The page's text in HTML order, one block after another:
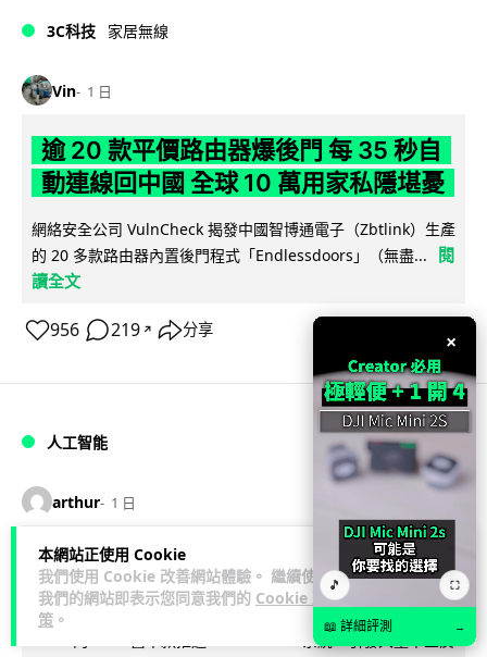
本網站正使用 Cookie
我們使用 Cookie 改善網站體驗。 繼續使用
我們的網站即表示您同意我們的 Cookie 政
策 。
3C科技 家居無線
Vin 1 日
逾 20 款平價路由器爆後門 每 35 秒自
動連線回中國 全球 10 萬用家私隱堪憂
網絡安全公司 VulnCheck 揭發中國智博通電子（Zbtlink）生產
的 20 多款路由器內置後門程式「Endlessdoors」（無盡...
閱
讀全文
956 219 ↗ 分享
人工智能
arthur 1 日
Tesla HW3 舊硬件裝 FSD v14 Lite 頻
現過熱 部分電腦損毀車主須自費維修
Tesla 向 HW3 舊車款推送 FSD v14 Lite 系統，引發大量車主反
×
🎵 ⛶
📖 詳細評測 →